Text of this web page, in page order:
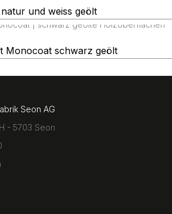
und weiss geölt
Monocoat schwarz geölt
Seon AG
- 5703 Seon